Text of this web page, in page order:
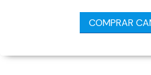
COMPRAR